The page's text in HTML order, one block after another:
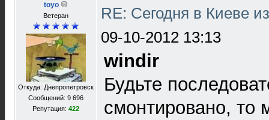
toyo
Ветеран
Откуда: Днепропетровск
Сообщений: 9 696
Репутация: 422
RE: Сегодня в Киеве
09-10-2012 13:13
windir
Будьте
смонтировано, то